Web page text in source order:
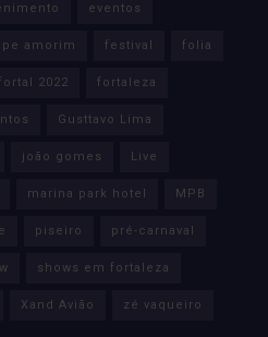
eventos
amorim festival folia
2022 fortaleza
Gusttavo Lima
joão gomes Live
marina park hotel MPB
piseiro pré-carnaval
shows em fortaleza
Xand Avião zé vaqueiro